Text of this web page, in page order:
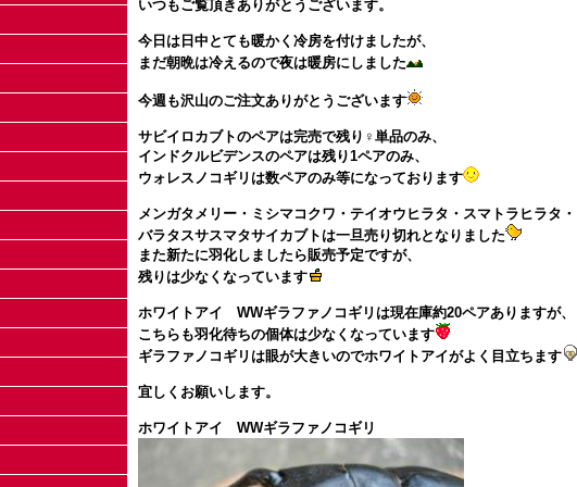
いつもご覧頂きありがとうございます。
今日は日中とても暖かく冷房を付けましたが、
まだ朝晩は冷えるので夜は暖房にしました
今週も沢山のご注文ありがとうございます
サビイロカブトのペアは完売で残り♀単品のみ、
インドクルビデンスのペアは残り1ペアのみ、
ウォレスノコギリは数ペアのみ等になっております
メンガタメリー・ミシマコクワ・テイオウヒラタ・スマトラヒラタ
バラタスサスマタサイカブトは一旦売り切れとなりました
また新たに羽化しましたら販売予定ですが、
残りは少なくなっています
ホワイトアイ WWギラファノコギリは現在庫約20ペアありますが
こちらも羽化待ちの個体は少なくなっています
ギラファノコギリは眼が大きいのでホワイトアイがよく目立ちます
宜しくお願いします。
ホワイトアイ WWギラファノコギリ